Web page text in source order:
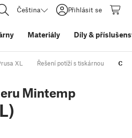
Čeština Přihlásit se
Materiály Díly&
XL Řešení potíží s tiskárnou
Mintemp